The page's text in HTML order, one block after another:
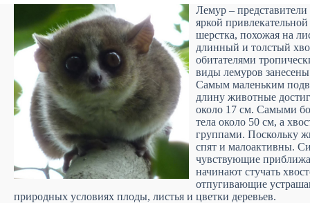
Лемур –
яркой
шерстка, похожая на
длинный и толстый
обитателями
виды лемуров
Самым маленьким
длину животные
около 17 см. Самыми
тела около 50 см, а
группами. Поскольку
спят и малоактивны.
чувствующие
начинают стучать
отпугивающие
природных условиях плоды, листья и цветки деревьев.